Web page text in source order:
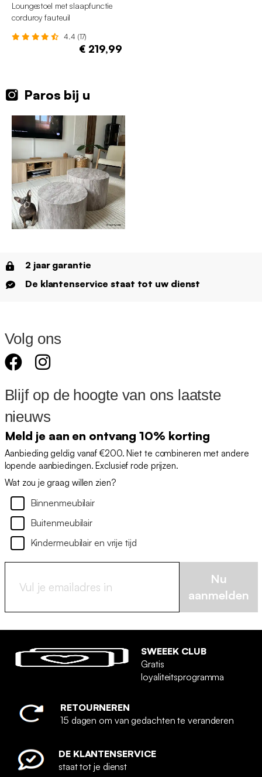
Loungestoel met slaapfunctie
corduroy fauteuil
4.4 (17)
€ 219,99
Paros bij u
2 jaar garantie
De klantenservice staat tot uw dienst
Volg ons
Blijf op de hoogte van ons laatste
nieuws
Meld je aan en ontvang 10% korting
Aanbieding geldig vanaf €200. Niet te combineren met andere
lopende aanbiedingen. Exclusief rode prijzen.
Wat zou je graag willen zien?
Binnenmeubilair
Buitenmeubilair
Kindermeubilair en vrije tijd
Nu
aanmelden
SWEEEK CLUB
Gratis
loyaliteitsprogramma
RETOURNEREN
15 dagen om van gedachten te veranderen
DE KLANTENSERVICE
staat tot je dienst